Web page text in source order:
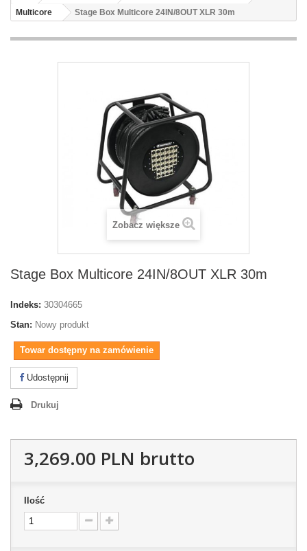
Multicore
Stage Box Multicore 24IN/8OUT XLR 30m
Zobacz większe
Stage Box Multicore 24IN/8OUT XLR 30m
Indeks: 30304665
Stan: Nowy produkt
Towar dostępny na zamówienie
Udostępnij
Drukuj
3,269.00 PLN brutto
Ilość